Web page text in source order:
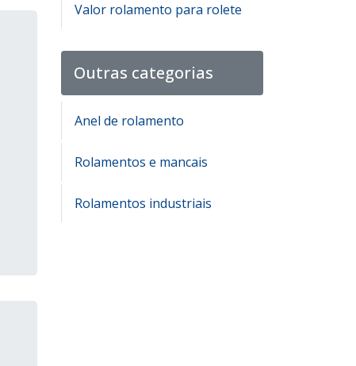
Valor rolamento para rolete
Outras categorias
Anel de rolamento
Rolamentos e mancais
Rolamentos industriais